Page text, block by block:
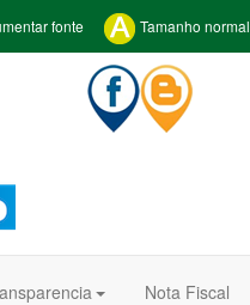
fonte Tamanho normal
Nota Fiscal